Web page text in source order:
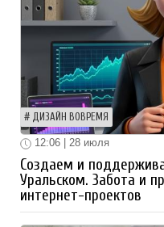
ДИЗАЙН ВОВРЕМЯ
12:06 | 28 июля
Создаем и
Уральском. Забота и
интернет-проектов